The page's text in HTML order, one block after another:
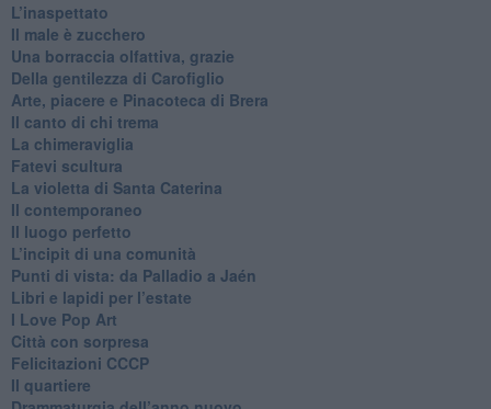
​L’inaspettato
​Il male è zucchero
​Una borraccia olfattiva, grazie
​Della gentilezza di Carofiglio
Arte, piacere e Pinacoteca di Brera
​Il canto di chi trema
La chimeraviglia
​Fatevi scultura
​La violetta di Santa Caterina
​Il contemporaneo
​Il luogo perfetto
​L’incipit di una comunità
Punti di vista: da Palladio a Jaén
​Libri e lapidi per l’estate
​I Love Pop Art
Città con sorpresa
Felicitazioni CCCP
​Il quartiere